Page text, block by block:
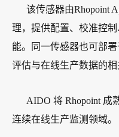
该传感器由Rhopoint
理，提供配置、校准控
能。同一传感器也可部
评估与在线生产数据的相
AIDO 将 Rhopoint 成
连续在线生产监测领域。